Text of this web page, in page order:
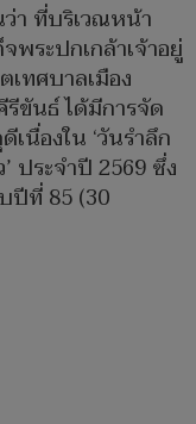
า ที่บริเวณหน้า
พระปกเกล้าเจ้าอยู่
ทศบาลเมือง
ขันธ์ ได้มีการจัด
นื่องใน ‘วันรำลึก
ประจำปี 2569 ซึ่ง
ปีที่ 85 (30